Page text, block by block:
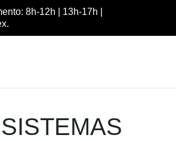
8h-12h | 13h-17h |
SISTEMAS